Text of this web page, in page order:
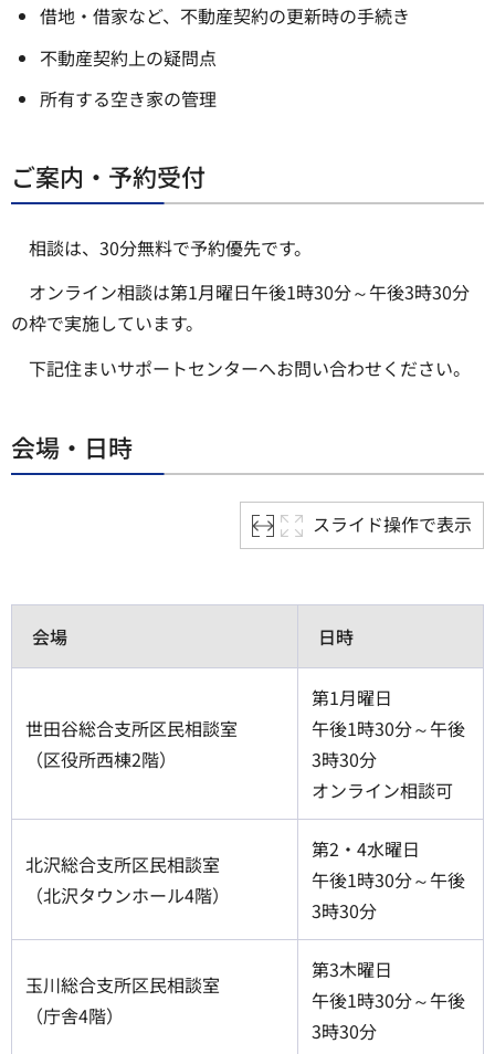
借地・借家など、不動産契約の更新時の手続き
不動産契約上の疑問点
所有する空き家の管理
ご案内・予約受付
相談は、30分無料で予約優先です。
オンライン相談は第1月曜日午後1時30分～午後3時30分
の枠で実施しています。
下記住まいサポートセンターへお問い合わせください。
会場・日時
スライド操作で表示
会場 日時
世田谷総合支所区民相談室
（区役所西棟2階）
第1月曜日
午後1時30分～午後
3時30分
オンライン相談可
北沢総合支所区民相談室
（北沢タウンホール4階）
第2・4水曜日
午後1時30分～午後
3時30分
玉川総合支所区民相談室
（庁舎4階）
第3木曜日
午後1時30分～午後
3時30分